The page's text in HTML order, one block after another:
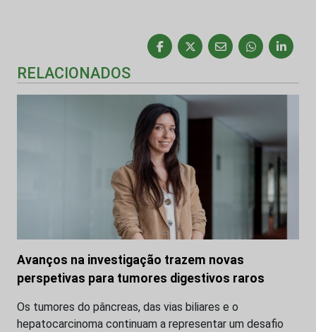
RELACIONADOS
Avanços na investigação trazem novas
perspetivas para tumores digestivos raros
Os tumores do pâncreas, das vias biliares e o
hepatocarcinoma continuam a representar um desafio